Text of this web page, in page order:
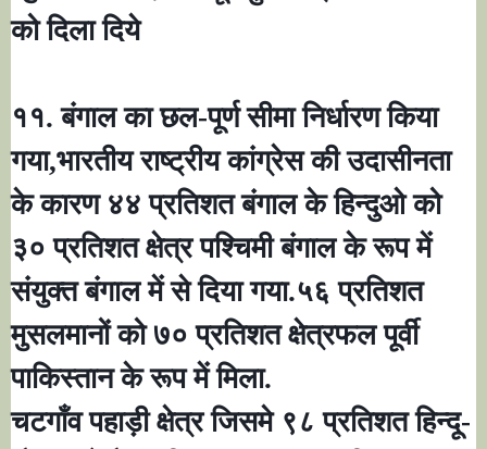
को दिला दिये
११. बंगाल का छल-पूर्ण सीमा निर्धारण किया
गया,भारतीय राष्ट्रीय कांग्रेस की उदासीनता
के कारण ४४ प्रतिशत बंगाल के हिन्दुओ को
३० प्रतिशत क्षेत्र पश्चिमी बंगाल के रूप में
संयुक्त बंगाल में से दिया गया.५६ प्रतिशत
मुसलमानों को ७० प्रतिशत क्षेत्रफल पूर्वी
पाकिस्तान के रूप में मिला.
चटगाँव पहाड़ी क्षेत्र जिसमे ९८ प्रतिशत हिन्दू-